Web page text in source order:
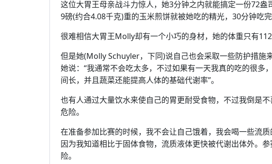
这位大胃王母亲战斗力惊人，她3分钟之内就能搞定一份72
9磅(约合4.08千克)重的玉米煎饼就被她吃的精光，30分钟吃
很难相信大胃王Molly却有一个小巧的身材，她的体重只有
但是她(Molly Schuyler，下同)说自己也会采取一些防护措施
她说：“我通常不会吃太多，不过如果有一天我真的吃的很多
间长，并且蔬菜还能提高人体的基础代谢率”。
也有人通过大量饮水来使自己的胃更耐受食物，不过我倒是
危险。
在准备参加比赛的时候，我不会让自己饿着，我会喝一些流
因为我知道相比于固体食物，流质液体更快被代谢出体外。
险。